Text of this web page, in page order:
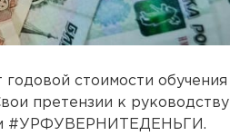
стоимости обучения
претензии к руководству
#УРФУВЕРНИТЕДЕНЬГИ.